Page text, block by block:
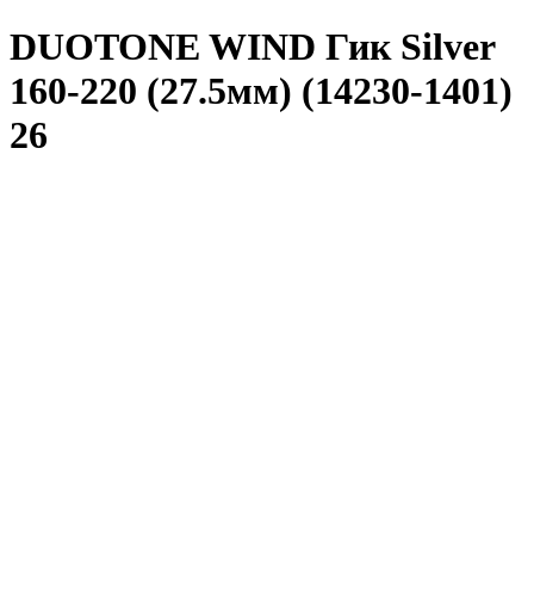
DUOTONE WIND Гик Silver
160-220 (27.5мм) (14230-1401)
26